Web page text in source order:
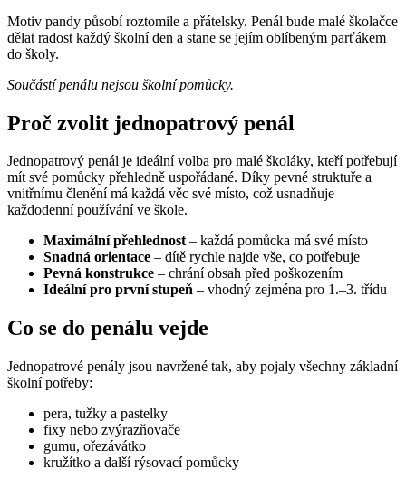
Motiv pandy působí roztomile a přátelsky. Penál bude malé školačce
dělat radost každý školní den a stane se jejím oblíbeným parťákem
do školy.
Součástí penálu nejsou školní pomůcky.
Proč zvolit jednopatrový penál
Jednopatrový penál je ideální volba pro malé školáky, kteří potřebují
mít své pomůcky přehledně uspořádané. Díky pevné struktuře a
vnitřnímu členění má každá věc své místo, což usnadňuje
každodenní používání ve škole.
Maximální přehlednost– každá pomůcka má své místo
Snadná orientace – dítě rychle najde vše, co potřebuje
Pevná konstrukce – chrání obsah před poškozením
Ideální pro první stupeň – vhodný zejména pro 1.–3. třídu
Co se do penálu vejde
Jednopatrové penály jsou navržené tak, aby pojaly všechny základní
školní potřeby:
pera, tužky a pastelky
fixy nebo zvýrazňovače
gumu, ořezávátko
kružítko a další rýsovací pomůcky